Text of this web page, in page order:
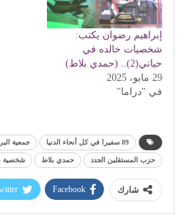
إبراهيم رضوان يكتب:
شخصيات خالده في
حياتي(2).. (حمدي بلاط)
29 مايو، 2025
في "دراما"
89 سفيرا في كل أنحاء الدنيا جمعية
حزب المستقلين الجدد حمدي بلاط شخصية
شارك Facebook